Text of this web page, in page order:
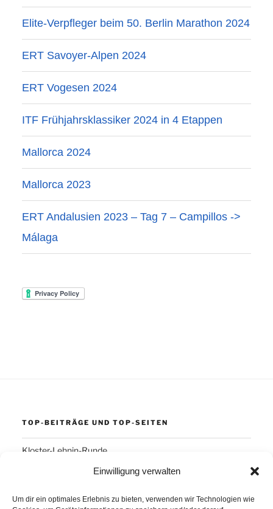
Einwilligung verwalten
Um dir ein optimales Erlebnis zu bieten, verwenden wir Technologien wie
Elite-Verpfleger beim 50. Berlin Marathon 2024
ERT Savoyer-Alpen 2024
ERT Vogesen 2024
ITF Frühjahrsklassiker 2024 in 4 Etappen
Mallorca 2024
Mallorca 2023
ERT Andalusien 2023 – Tag 7 – Campillos ->
Málaga
TOP-BEITRÄGE UND TOP-SEITEN
Kloster-Lehnin-Runde